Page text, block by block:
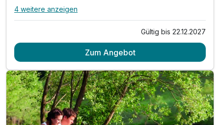
Alle Inklusivleistungen
2 x reichhaltiges Frühstück vom Buffet
inkl. offene Getränke (Bier, Wein, Softdrink)
während Ihrer Essenzeit von max. 1,5 Stunden
1 x Rückenmassage ( 25min )
Nutzung der Sauna von 15:00 - 21:00 Uhr
4 weitere anzeigen
Gültig bis 22.12.2027
Zum Angebot